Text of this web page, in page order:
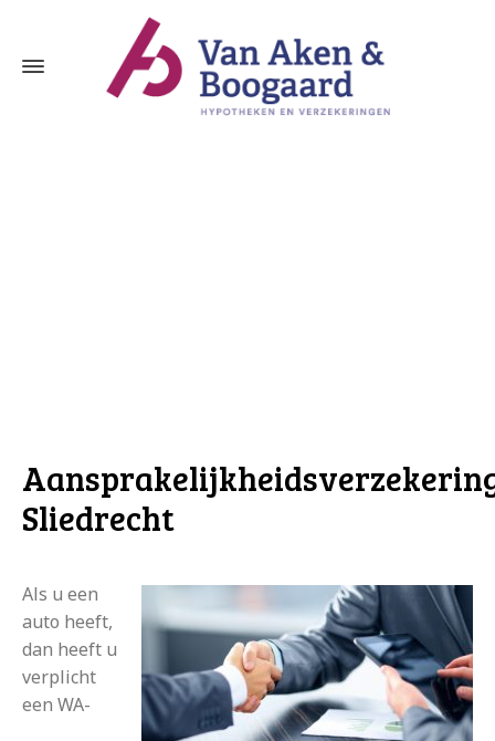
Sliedrecht
Als u een
auto heeft,
dan heeft u
verplicht
een WA-